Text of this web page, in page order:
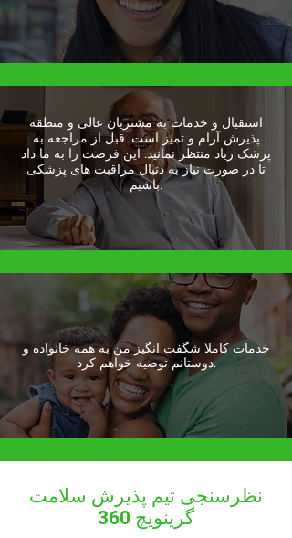
استقبال و خدمات به مشتریان عالی و منطقه
پذیرش آرام و تمیز است. قبل از مراجعه به
پزشک زیاد منتظر نمانید. این فرصت را به ما داد
تا در صورت نیاز به دنبال مراقبت های پزشکی
باشیم.
خدمات کاملا شگفت انگیز من به همه خانواده و
دوستانم توصیه خواهم کرد.
نظرسنجی تیم پذیرش سلامت
گرینویچ 360